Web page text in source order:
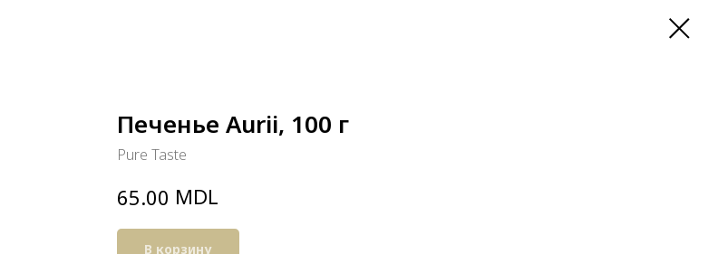
Печенье Aurii, 100 г
Pure Taste
65.00 MDL
В корзину